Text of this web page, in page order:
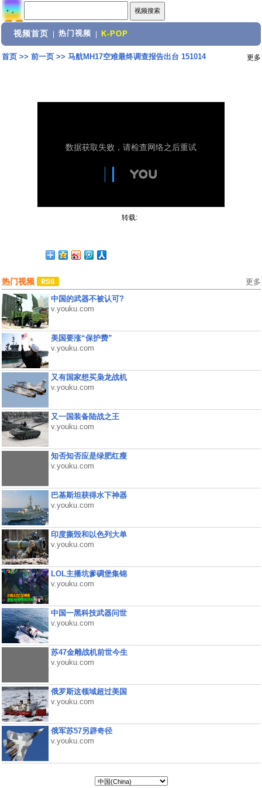
视频首页 热门视频 K-POP
首页>> 前一页>> 马航MH17空难最终调查报告出台 151014 更多
转载:
热门视频 更多
中国的武器不被认可?
v.youku.com
美国要涨“保护费”
v.youku.com
又有国家想买枭龙战机
v.youku.com
又一国装备陆战之王
v.youku.com
知否知否应是绿肥红瘦
v.youku.com
巴基斯坦获得水下神器
v.youku.com
印度撕毁和以色列大单
v.youku.com
LOL主播坑爹碉堡集锦
v.youku.com
中国一黑科技武器问世
v.youku.com
苏47金雕战机前世今生
v.youku.com
俄罗斯这领域超过美国
v.youku.com
俄军苏57另辟奇径
v.youku.com